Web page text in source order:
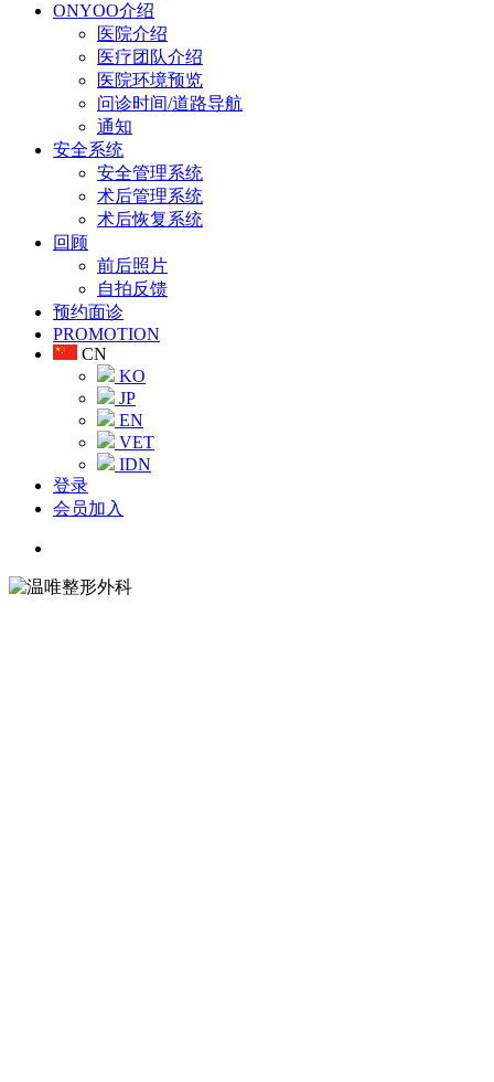
ONYOO介绍
医院介绍
医疗团队介绍
医院环境预览
问诊时间/道路导航
通知
安全系统
安全管理系统
术后管理系统
术后恢复系统
回顾
前后照片
自拍反馈
预约面诊
PROMOTION
CN
KO
JP
EN
VET
IDN
登录
会员加入